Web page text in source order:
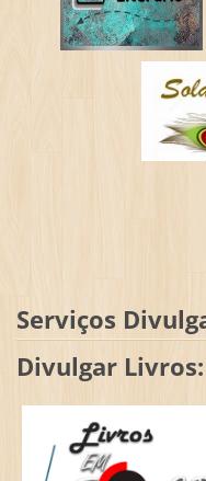
Serviços
Divulgar Livros: